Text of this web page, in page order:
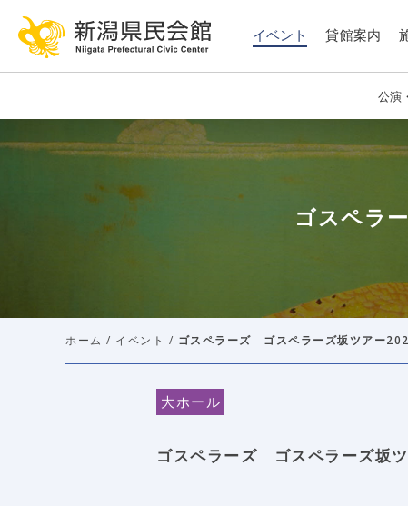
イベント
公演
貸館案内
ゴスペラ
ホーム / イベント / ゴスペラーズ ゴスペラーズ坂ツアー
大ホール
ゴスペラーズ ゴスペラーズ坂